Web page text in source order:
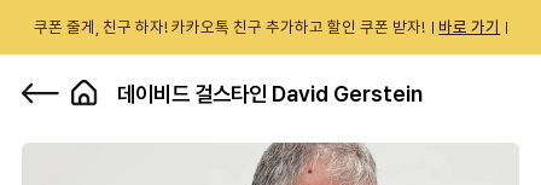
쿠폰 줄게, 친구 하자! 카카오톡 친구 추가하고 할인 쿠폰 받자! 바로 가기
데이비드 걸스타인 David Gerstein